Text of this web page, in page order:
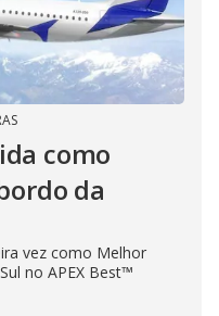
como
da
vez como Melhor
no APEX Best™